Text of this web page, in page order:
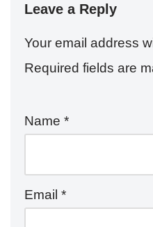
A
p
p
o
o
Leave a Reply
Your email address
Required fields are
Name *
Email *